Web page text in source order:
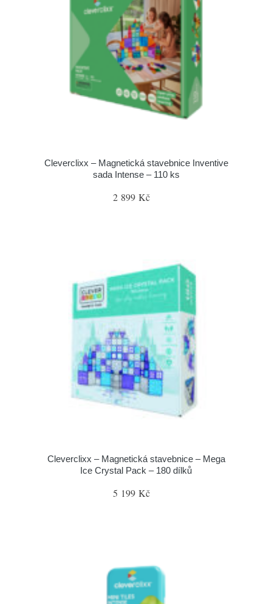
Cleverclixx – Magnetická stavebnice Inventive
sada Intense – 110 ks
2 899 Kč
Cleverclixx – Magnetická stavebnice – Mega
Ice Crystal Pack – 180 dílků
5 199 Kč